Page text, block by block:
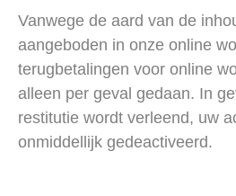
Vanwege de aard van de
aangeboden in onze online
terugbetalingen voor online
alleen per geval gedaan. In
restitutie wordt verleend, uw
onmiddellijk gedeactiveerd.